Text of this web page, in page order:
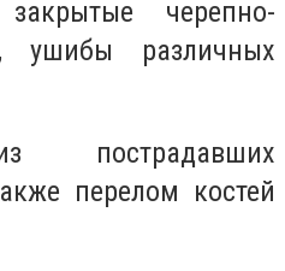
черепно-
ушибы различных
перелом костей